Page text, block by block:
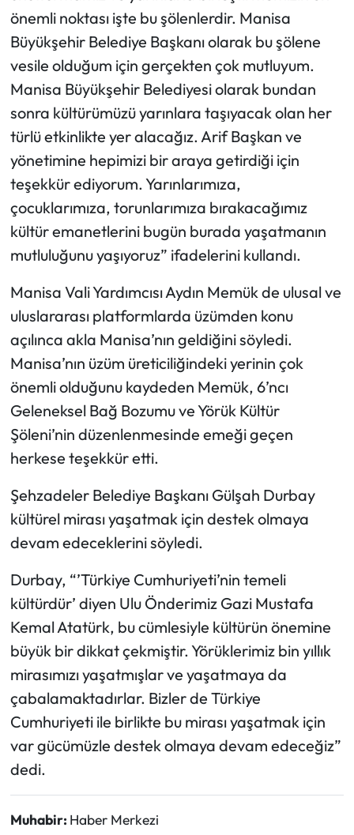
önemli noktası işte bu şölenlerdir. Manisa
Büyükşehir Belediye Başkanı olarak bu şölene
vesile olduğum için gerçekten çok mutluyum.
Manisa Büyükşehir Belediyesi olarak bundan
sonra kültürümüzü yarınlara taşıyacak olan her
türlü etkinlikte yer alacağız. Arif Başkan ve
yönetimine hepimizi bir araya getirdiği için
teşekkür ediyorum. Yarınlarımıza,
çocuklarımıza, torunlarımıza bırakacağımız
kültür emanetlerini bugün burada yaşatmanın
mutluluğunu yaşıyoruz” ifadelerini kullandı.
Manisa Vali Yardımcısı Aydın Memük de ulusal ve
uluslararası platformlarda üzümden konu
açılınca akla Manisa’nın geldiğini söyledi.
Manisa’nın üzüm üreticiliğindeki yerinin çok
önemli olduğunu kaydeden Memük, 6’ncı
Geleneksel Bağ Bozumu ve Yörük Kültür
Şöleni’nin düzenlenmesinde emeği geçen
herkese teşekkür etti.
Şehzadeler Belediye Başkanı Gülşah Durbay
kültürel mirası yaşatmak için destek olmaya
devam edeceklerini söyledi.
Durbay, “’Türkiye Cumhuriyeti’nin temeli
kültürdür’ diyen Ulu Önderimiz Gazi Mustafa
Kemal Atatürk, bu cümlesiyle kültürün önemine
büyük bir dikkat çekmiştir. Yörüklerimiz bin yıllık
mirasımızı yaşatmışlar ve yaşatmaya da
çabalamaktadırlar. Bizler de Türkiye
Cumhuriyeti ile birlikte bu mirası yaşatmak için
var gücümüzle destek olmaya devam edeceğiz”
dedi.
Muhabir: Haber Merkezi